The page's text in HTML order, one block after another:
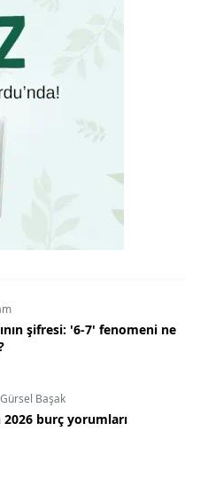
şifresi: '6-7' fenomeni ne
Gürsel Başak
burç yorumları